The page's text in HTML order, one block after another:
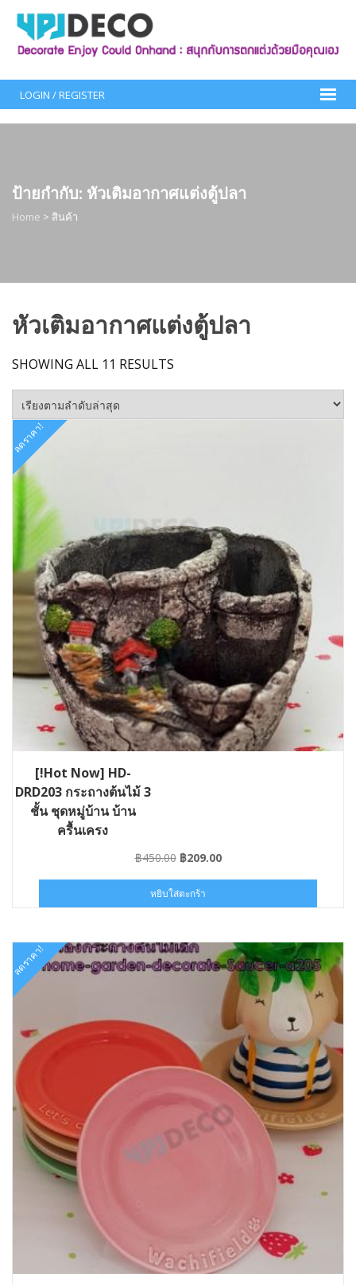
content
LOGIN / REGISTER
ป้ายกำกับ: หัวเติมอากาศแต่งตู้ปลา
Home > สินค้า
หัวเติมอากาศแต่งตู้ปลา
SHOWING ALL 11 RESULTS
ลดราคา!
[!Hot Now] HD-
DRD203 กระถางต้นไม้ 3
ชั้น ชุดหมู่บ้าน บ้าน
ครื้นเครง
฿450.00 Original
was:
฿450.00.
฿209.00Current
฿209.00.
หยิบใส่ตะกร้า
ลดราคา!